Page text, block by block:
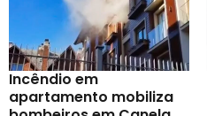
Incêndio em
apartamento mobiliza